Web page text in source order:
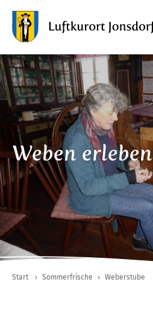
Weben erleben
Start › Sommerfrische › Weberstube